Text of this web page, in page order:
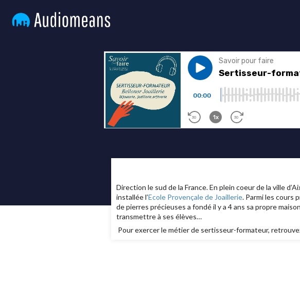
Direction le sud de la France. En plein coeur de la ville
installée l’Ecole Provençale de Joaillerie. Parmi les cours
de pierres précieuses a fondé il y a 4 ans sa propre
transmettre à ses élèves…
Pour exercer le métier de sertisseur-formateur,